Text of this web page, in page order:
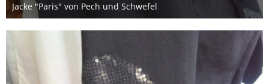
Jacke "Paris" von Pech und Schwefel
6. November 2017